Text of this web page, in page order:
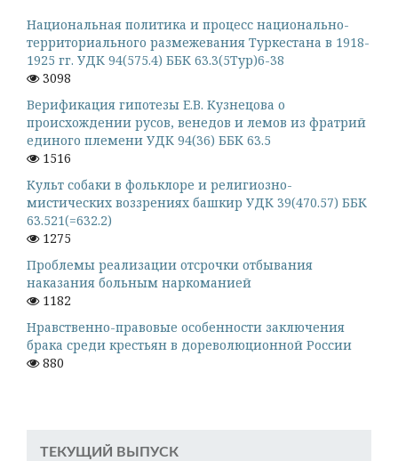
Национальная политика и процесс национально-
территориального размежевания Туркестана в 1918-
1925 гг. УДК 94(575.4) ББК 63.3(5Тур)6-38
3098
Верификация гипотезы Е.В. Кузнецова о
происхождении русов, венедов и лемов из фратрий
единого племени УДК 94(36) ББК 63.5
1516
Культ собаки в фольклоре и религиозно-
мистических воззрениях башкир УДК 39(470.57) ББК
63.521(=632.2)
1275
Проблемы реализации отсрочки отбывания
наказания больным наркоманией
1182
Нравственно-правовые особенности заключения
брака среди крестьян в дореволюционной России
880
ТЕКУЩИЙ ВЫПУСК